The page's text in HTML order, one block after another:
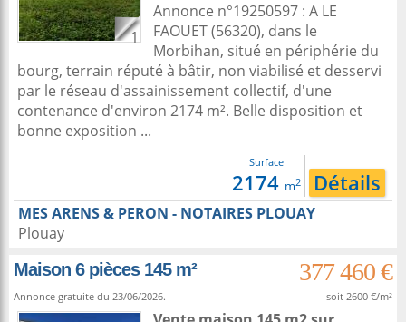
1
Annonce n°19250597 : A LE
FAOUET (56320), dans le
Morbihan, situé en périphérie du
bourg, terrain réputé à bâtir, non viabilisé et desservi
par le réseau d'assainissement collectif, d'une
contenance d'environ 2174 m². Belle disposition et
bonne exposition ...
Surface
2174 m2 Détails
MES ARENS & PERON - NOTAIRES PLOUAY
Plouay
Maison 6 pièces 145 m²
377 460 €
Annonce gratuite du 23/06/2026. soit 2600 €/m²